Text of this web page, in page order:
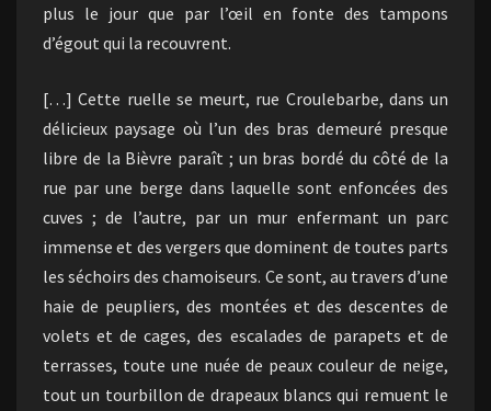
plus le jour que par l’œil en fonte des tampons
d’égout qui la recouvrent.
[…] Cette ruelle se meurt, rue Croulebarbe, dans un
délicieux paysage où l’un des bras demeuré presque
libre de la Bièvre paraît ; un bras bordé du côté de la
rue par une berge dans laquelle sont enfoncées des
cuves ; de l’autre, par un mur enfermant un parc
immense et des vergers que dominent de toutes parts
les séchoirs des chamoiseurs. Ce sont, au travers d’une
haie de peupliers, des montées et des descentes de
volets et de cages, des escalades de parapets et de
terrasses, toute une nuée de peaux couleur de neige,
tout un tourbillon de drapeaux blancs qui remuent le